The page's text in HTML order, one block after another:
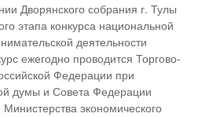
Дворянского собрания г. Тулы
этапа конкурса национальной
деятельности
ежегодно проводится Торгово-
Федерации при
думы и Совета Федерации
экономического